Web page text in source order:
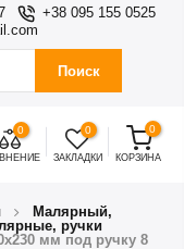
+38 095 155 0525
Поиск
0 0
ЗАКЛАДКИ
0
КОРЗИНА
Малярный,
ручки
мм под ручку 8